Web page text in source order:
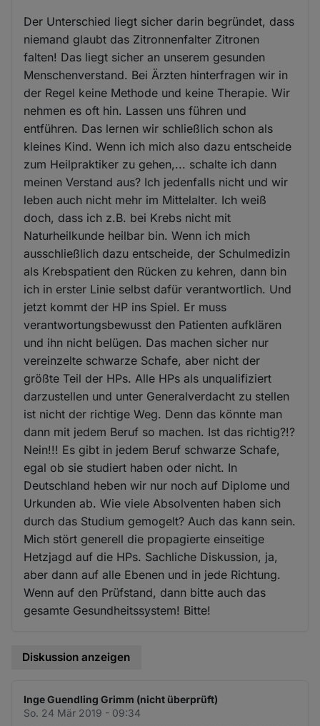
Der Unterschied liegt sicher darin begründet, dass
niemand glaubt das Zitronnenfalter Zitronen
falten! Das liegt sicher an unserem gesunden
Menschenverstand. Bei Ärzten hinterfragen wir in
der Regel keine Methode und keine Therapie. Wir
nehmen es oft hin. Lassen uns führen und
entführen. Das lernen wir schließlich schon als
kleines Kind. Wenn ich mich also dazu entscheide
zum Heilpraktiker zu gehen,... schalte ich dann
meinen Verstand aus? Ich jedenfalls nicht und wir
leben auch nicht mehr im Mittelalter. Ich weiß
doch, dass ich z.B. bei Krebs nicht mit
Naturheilkunde heilbar bin. Wenn ich mich
ausschließlich dazu entscheide, der Schulmedizin
als Krebspatient den Rücken zu kehren, dann bin
ich in erster Linie selbst dafür verantwortlich. Und
jetzt kommt der HP ins Spiel. Er muss
verantwortungsbewusst den Patienten aufklären
und ihn nicht belügen. Das machen sicher nur
vereinzelte schwarze Schafe, aber nicht der
größte Teil der HPs. Alle HPs als unqualifiziert
darzustellen und unter Generalverdacht zu stellen
ist nicht der richtige Weg. Denn das könnte man
dann mit jedem Beruf so machen. Ist das richtig?!?
Nein!!! Es gibt in jedem Beruf schwarze Schafe,
egal ob sie studiert haben oder nicht. In
Deutschland heben wir nur noch auf Diplome und
Urkunden ab. Wie viele Absolventen haben sich
durch das Studium gemogelt? Auch das kann sein.
Mich stört generell die propagierte einseitige
Hetzjagd auf die HPs. Sachliche Diskussion, ja,
aber dann auf alle Ebenen und in jede Richtung.
Wenn auf den Prüfstand, dann bitte auch das
gesamte Gesundheitssystem! Bitte!
Diskussion anzeigen
Inge Guendling Grimm (nicht überprüft)
So. 24 Mär 2019 - 09:34